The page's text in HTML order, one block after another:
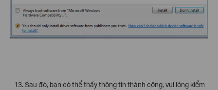
Sau đó, bạn có thể thấy thông tin thành công, vui lòng kiểm